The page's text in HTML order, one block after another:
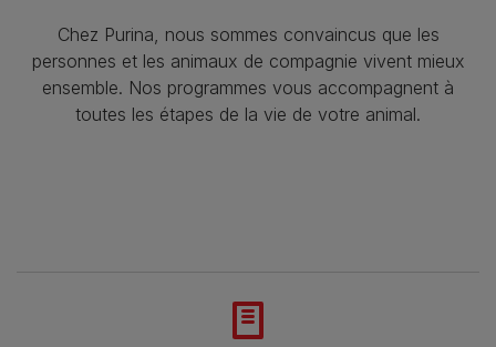
Chez Purina, nous sommes convaincus que les
personnes et les animaux de compagnie vivent mieux
ensemble. Nos programmes vous accompagnent à
toutes les étapes de la vie de votre animal.​